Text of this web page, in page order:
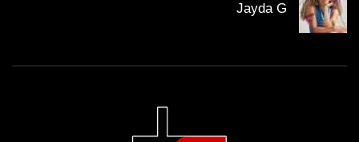
Visualeffekte eingesetzt, um das musikalische
Welche Bedeutung hat die Reithalle für die
lokale Musikszene?
Jayda G